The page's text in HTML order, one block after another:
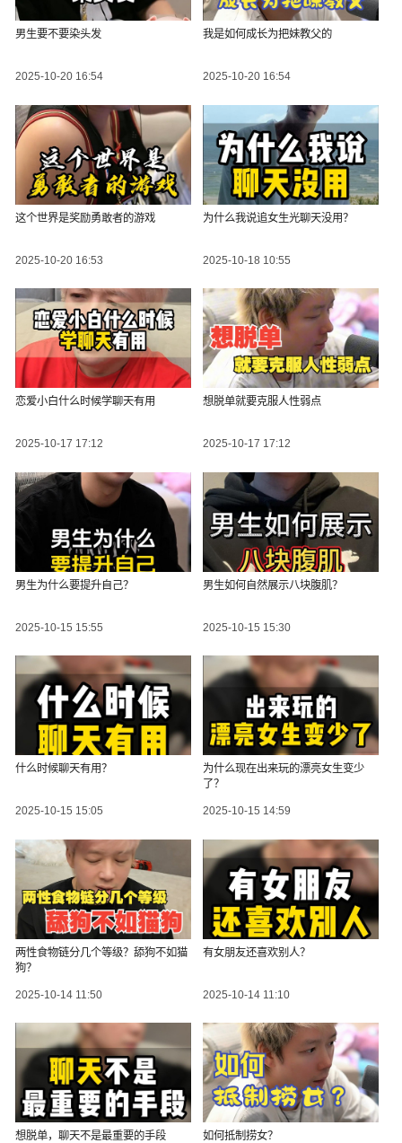
男生要不要染头发
2025-10-20 16:54
我是如何成长为把妹教父的
2025-10-20 16:54
这个世界是奖励勇敢者的游戏
2025-10-20 16:53
为什么我说追女生光聊天没用？
2025-10-18 10:55
恋爱小白什么时候学聊天有用
2025-10-17 17:12
想脱单就要克服人性弱点
2025-10-17 17:12
男生为什么要提升自己？
2025-10-15 15:55
男生如何自然展示八块腹肌？
2025-10-15 15:30
什么时候聊天有用？
2025-10-15 15:05
为什么现在出来玩的漂亮女生变少
了？
2025-10-15 14:59
两性食物链分几个等级？舔狗不如猫
狗？
2025-10-14 11:50
有女朋友还喜欢别人？
2025-10-14 11:10
想脱单，聊天不是最重要的手段 如何抵制捞女？